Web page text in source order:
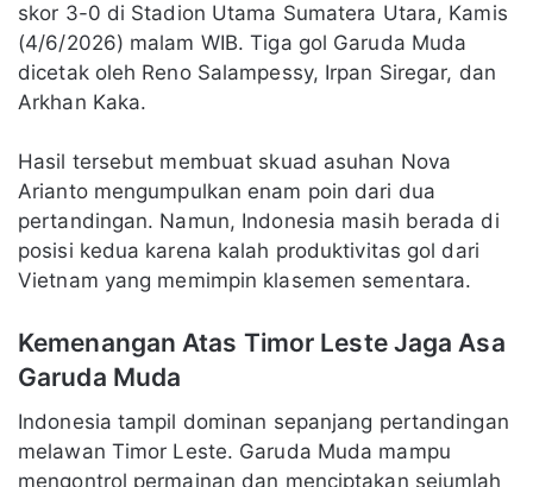
skor 3-0 di Stadion Utama Sumatera Utara, Kamis
(4/6/2026) malam WIB. Tiga gol Garuda Muda
dicetak oleh Reno Salampessy, Irpan Siregar, dan
Arkhan Kaka.
Hasil tersebut membuat skuad asuhan Nova
Arianto mengumpulkan enam poin dari dua
pertandingan. Namun, Indonesia masih berada di
posisi kedua karena kalah produktivitas gol dari
Vietnam yang memimpin klasemen sementara.
Kemenangan Atas Timor Leste Jaga Asa
Garuda Muda
Indonesia tampil dominan sepanjang pertandingan
melawan Timor Leste. Garuda Muda mampu
mengontrol permainan dan menciptakan sejumlah